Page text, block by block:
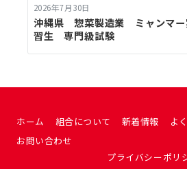
2026年7月30日
沖縄県 惣菜製造業 ミャンマー
習生 専門級試験
ホーム 組合について 新着情報
よ
お問い合わせ
プライバシーポリ